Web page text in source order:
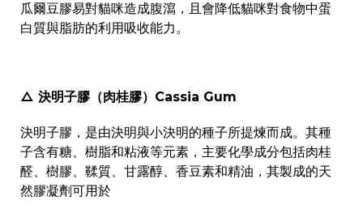
瓜爾豆膠易對貓咪造成腹瀉，且會降低貓咪對食物中蛋
白質與脂肪的利用吸收能力。
△ 決明子膠（肉桂膠）Cassia Gum
決明子膠，是由決明與小決明的種子所提煉而成。其種
子含有糖、樹脂和粘液等元素，主要化學成分包括肉桂
醛、樹膠、鞣質、甘露醇、香豆素和精油，其製成的天
然膠凝劑可用於